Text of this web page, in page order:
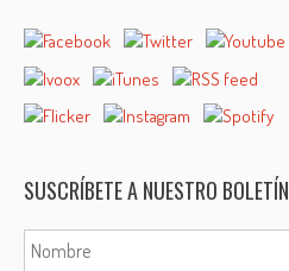
SUSCRÍBETE A NUESTRO BOLETÍN